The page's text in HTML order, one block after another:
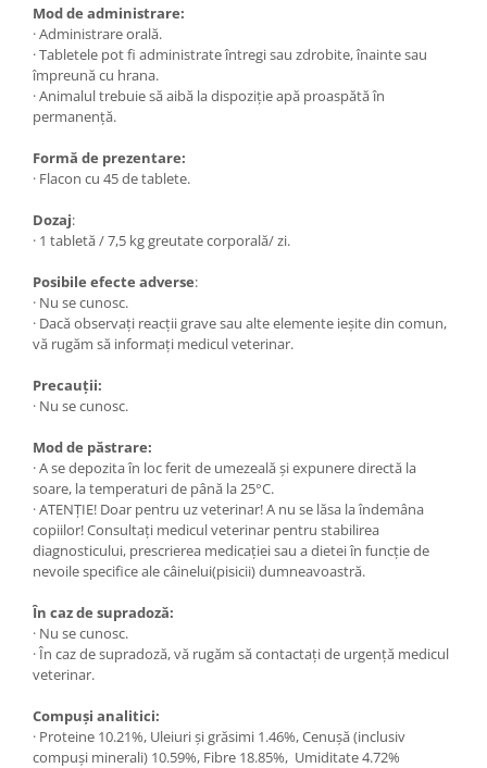
Mod de administrare:
· Administrare orală.
· Tabletele pot fi administrate întregi sau zdrobite, înainte sau
împreună cu hrana.
· Animalul trebuie să aibă la dispoziție apă proaspătă în
permanență.
Formă de prezentare:
· Flacon cu 45 de tablete.
Dozaj:
· 1 tabletă / 7,5 kg greutate corporală/ zi.
Posibile efecte adverse:
· Nu se cunosc.
· Dacă observaţi reacţii grave sau alte elemente ieșite din comun,
vă rugăm să informați medicul veterinar.
Precauții:
· Nu se cunosc.
Mod de păstrare:
· A se depozita în loc ferit de umezeală și expunere directă la
soare, la temperaturi de până la 25°C.
· ATENȚIE! Doar pentru uz veterinar! A nu se lăsa la îndemâna
copiilor! Consultați medicul veterinar pentru stabilirea
diagnosticului, prescrierea medicației sau a dietei în funcție de
nevoile specifice ale câinelui(pisicii) dumneavoastră.
În caz de supradoză:
· Nu se cunosc.
· În caz de supradoză, vă rugăm să contactați de urgență medicul
veterinar.
Compuși analitici:
· Proteine 10.21%, Uleiuri și grăsimi 1.46%, Cenușă (inclusiv
compuși minerali) 10.59%, Fibre 18.85%, Umiditate 4.72%